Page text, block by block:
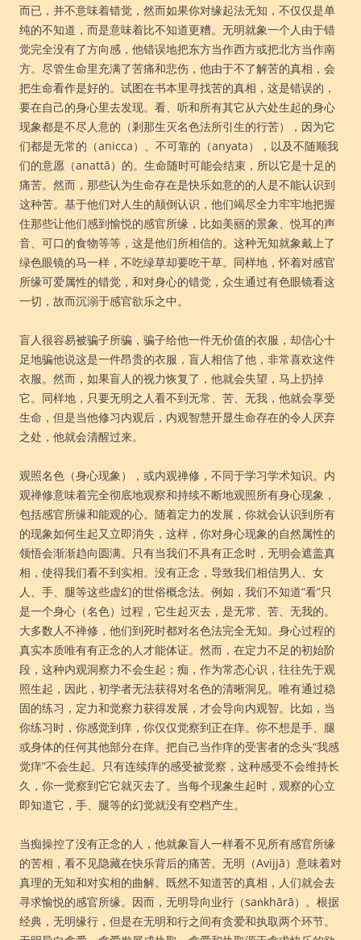
而已，并不意味着错觉，然而如果你对缘起法无知，不仅仅是单
纯的不知道，而是意味着比不知道更糟。无明就象一个人由于错
觉完全没有了方向感，他错误地把东方当作西方或把北方当作南
方。尽管生命里充满了苦痛和悲伤，他由于不了解苦的真相，会
把生命看作是好的。试图在书本里寻找苦的真相，这是错误的，
要在自己的身心里去发现。看、听和所有其它从六处生起的身心
现象都是不尽人意的（剎那生灭名色法所引生的行苦），因为它
们都是无常的（anicca）、不可靠的（anyata），以及不随顺我
们的意愿（anattā）的。生命随时可能会结束，所以它是十足的
痛苦。然而，那些认为生命存在是快乐如意的的人是不能认识到
这种苦。基于他们对人生的颠倒认识，他们竭尽全力牢牢地把握
住那些让他们感到愉悦的感官所缘，比如美丽的景象、悦耳的声
音、可口的食物等等，这是他们所相信的。这种无知就象戴上了
绿色眼镜的马一样，不吃绿草却要吃干草。同样地，怀着对感官
所缘可爱属性的错觉，和对身心的错觉，众生通过有色眼镜看这
一切，故而沉溺于感官欲乐之中。
盲人很容易被骗子所骗，骗子给他一件无价值的衣服，却信心十
足地骗他说这是一件昂贵的衣服，盲人相信了他，非常喜欢这件
衣服。然而，如果盲人的视力恢复了，他就会失望，马上扔掉
它。同样地，只要无明之人看不到无常、苦、无我，他就会享受
生命，但是当他修习内观后，内观智慧开显生命存在的令人厌弃
之处，他就会清醒过来。
观照名色（身心现象），或内观禅修，不同于学习学术知识。内
观禅修意味着完全彻底地观察和持续不断地观照所有身心现象，
包括感官所缘和能观的心。随着定力的发展，你就会认识到所有
的现象如何生起又立即消失，这样，你对身心现象的自然属性的
领悟会渐渐趋向圆满。只有当我们不具有正念时，无明会遮盖真
相，使得我们看不到实相。没有正念，导致我们相信男人、女
人、手、腿等这些虚幻的世俗概念法。例如，我们不知道“看”只
是一个身心（名色）过程，它生起灭去，是无常、苦、无我的。
大多数人不禅修，他们到死时都对名色法完全无知。身心过程的
真实本质唯有有正念的人才能体证。然而，在定力不足的初始阶
段，这种内观洞察力不会生起；痴，作为常态心识，往往先于观
照生起，因此，初学者无法获得对名色的清晰洞见。唯有通过稳
固的练习，定力和觉察力获得发展，才会导向内观智。比如，当
你练习时，你感觉到痒，你仅仅觉察到正在痒。你不想是手、腿
或身体的任何其他部分在痒。把自己当作痒的受害者的念头“我感
觉痒”不会生起。只有连续痒的感受被觉察，这种感受不会维持长
久，你一觉察到它它就灭去了。当每个现象生起时，观察的心立
即知道它，手、腿等的幻觉就没有空档产生。
当痴操控了没有正念的人，他就象盲人一样看不见所有感官所缘
的苦相，看不见隐藏在快乐背后的痛苦。无明（Avijjā）意味着对
真理的无知和对实相的曲解。既然不知道苦的真相，人们就会去
寻求愉悦的感官所缘。因而，无明导向业行（saṅkhārā）。根据
经典，无明缘行，但是在无明和行之间有贪爱和执取两个环节。